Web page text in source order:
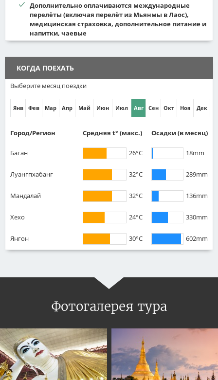
Дополнительно оплачиваются международные
перелёты (включая перелёт из Мьянмы в Лаос),
медицинская страховка, дополнительное питание и
напитки, чаевые
КОГДА ПОЕХАТЬ
Выберите месяц поездки
Янв Фев Мар Апр Май Июн Июл Авг Сен Окт Ноя Дек
Город/Регион Средняя t° (макс.) Осадки(в месяц)
Баган 26°C 18mm
Луангпхабанг 32°C 289mm
Мандалай 32°C 136mm
Хехо 24°C 330mm
Янгон 30°C 602mm
Фотогалерея тура